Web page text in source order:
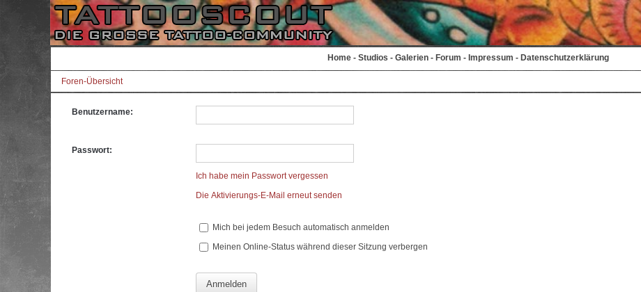
Home - Studios - Galerien - Forum - Impressum - Datenschutzerklärung
Foren-Übersicht
Benutzername:
Passwort:
Ich habe mein Passwort vergessen
Die Aktivierungs-E-Mail erneut senden
Mich bei jedem Besuch automatisch anmelden
Meinen Online-Status während dieser Sitzung verbergen